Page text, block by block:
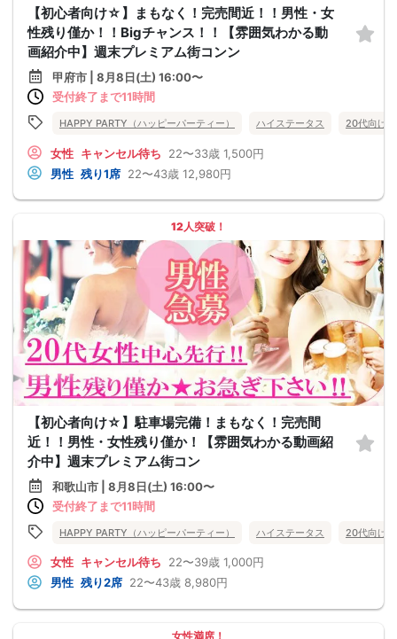
【初心者向け☆】まもなく！完売間近！！男性・女
性残り僅か！！Bigチャンス！！【雰囲気わかる動
画紹介中】週末プレミアム街コンン
甲府市 | 8月8日(土) 16:00〜
受付終了まで11時間
HAPPY PARTY（ハッピーパーティー） ハイステータス 20代向け
女性 キャンセル待ち 22〜33歳 1,500円
男性 残り1席 22〜43歳 12,980円
12人突破！
【初心者向け☆】駐車場完備！まもなく！完売間
近！！男性・女性残り僅か！【雰囲気わかる動画紹
介中】週末プレミアム街コン
和歌山市 | 8月8日(土) 16:00〜
受付終了まで11時間
HAPPY PARTY（ハッピーパーティー） ハイステータス 20代向け
女性 キャンセル待ち 22〜39歳 1,000円
男性 残り2席 22〜43歳 8,980円
女性満席！